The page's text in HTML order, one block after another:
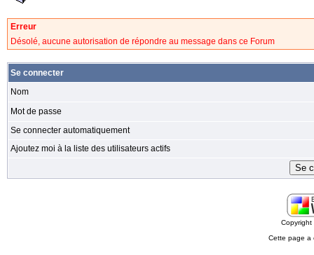
Erreur
Désolé, aucune autorisation de répondre au message dans ce Forum
Se connecter
Nom
Mot de passe
Se connecter automatiquement
Ajoutez moi à la liste des utilisateurs actifs
Cette page a